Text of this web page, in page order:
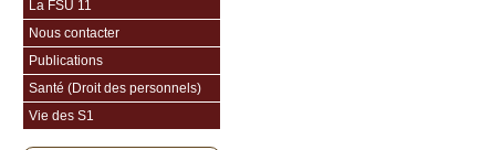
La FSU 11
Nous contacter
Publications
Santé (Droit des personnels)
Vie des S1